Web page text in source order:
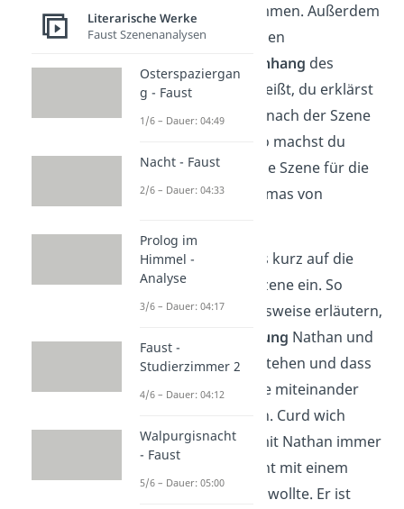
zwei Sätzen zusammen. Außerdem
ordnest du sie in den
Gesamtzusammenhang des
Dramas ein. Das heißt, du erklärst
kurz, was vor und nach der Szene
jeweils passiert. So machst du
deutlich, warum die Szene für die
Handlung des Dramas von
Du gehst ebenfalls kurz auf die
Figuren
aus der Szene ein. So
kannst du beispielsweise erläutern,
Beziehung Nathan und
Curd zueinander stehen und dass
sie vorher noch nie miteinander
gesprochen haben. Curd wich
einem Gespräch mit Nathan immer
aus, da er sich nicht mit einem
Juden unterhalten wollte. Er ist
Literarische Werke
Faust Szenenanalysen
Osterspaziergan
g - Faust
1/6 – Dauer: 04:49
Nacht - Faust
2/6 – Dauer: 04:33
Prolog im
Himmel -
Analyse
3/6 – Dauer: 04:17
Faust -
Studierzimmer 2
4/6 – Dauer: 04:12
Walpurgisnacht
- Faust
5/6 – Dauer: 05:00